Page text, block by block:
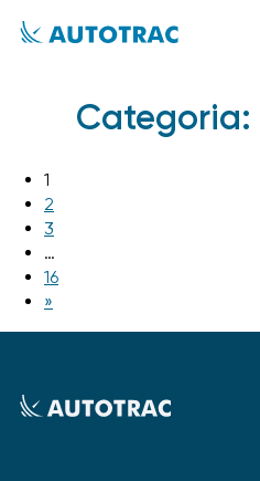
Categoria:
1
2
3
…
16
»